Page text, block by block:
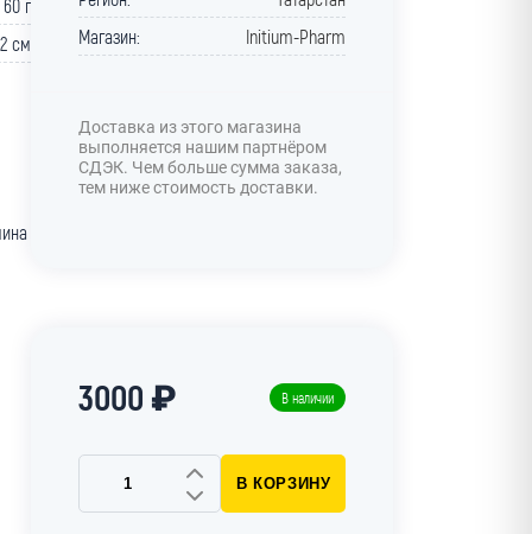
60 г
cм
Магазин:
Initium-Pharm
Доставка из этого магазина
выполняется нашим партнёром
СДЭК. Чем больше сумма заказа,
тем ниже стоимость доставки.
3000 ₽ В наличии
В КОРЗИНУ